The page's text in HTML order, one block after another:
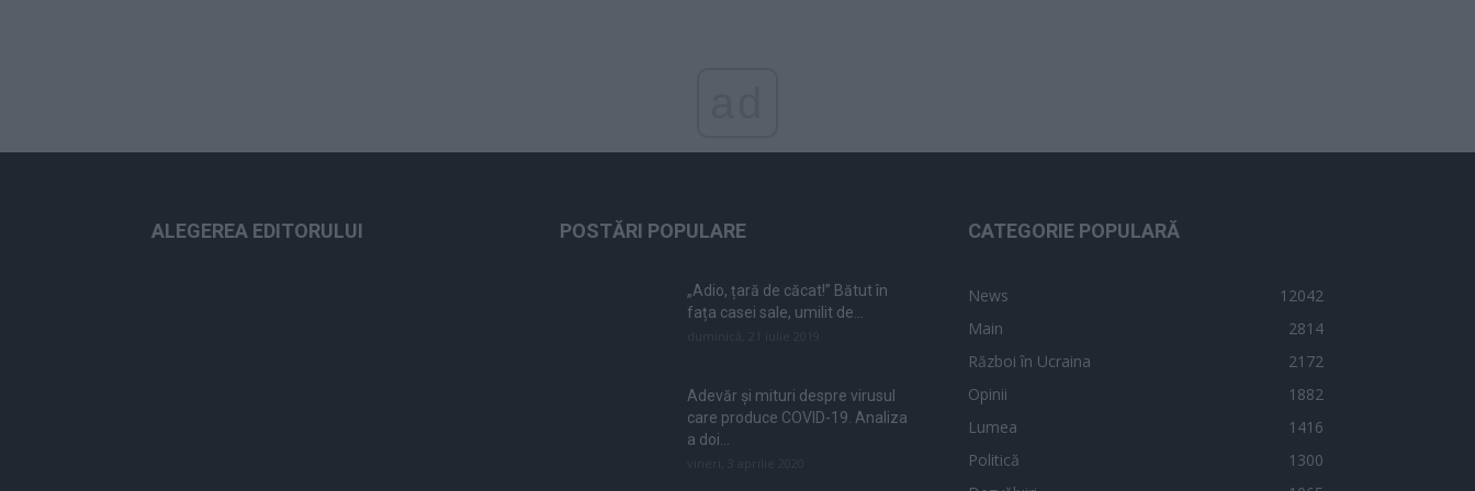
ALEGEREA EDITORULUI POSTĂRI POPULARE
„Adio, țară de căcat!” Bătut în
fața casei sale, umilit de...
Adevăr și mituri despre virusul
care produce COVID-19. Analiza
a doi...
CATEGORIE POPULARĂ
News
12042
Main
2814
Război în Ucraina
2172
Opinii
1882
Lumea
1416
Politică
1300